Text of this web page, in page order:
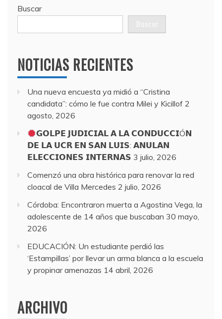
Buscar
Buscar
NOTICIAS RECIENTES
Una nueva encuesta ya midió a “Cristina
candidata”: cómo le fue contra Milei y Kicillof 2
agosto, 2026
𝗚𝗢𝗟𝗣𝗘 𝗝𝗨𝗗𝗜𝗖𝗜𝗔𝗟 𝗔 𝗟𝗔 𝗖𝗢𝗡𝗗𝗨𝗖𝗖𝗜Ó𝗡
𝗗𝗘 𝗟𝗔 𝗨𝗖𝗥 𝗘𝗡 𝗦𝗔𝗡 𝗟𝗨𝗜𝗦: 𝗔𝗡𝗨𝗟𝗔𝗡
𝗘𝗟𝗘𝗖𝗖𝗜𝗢𝗡𝗘𝗦 𝗜𝗡𝗧𝗘𝗥𝗡𝗔𝗦 3 julio, 2026
Comenzó una obra histórica para renovar la red
cloacal de Villa Mercedes 2 julio, 2026
Córdoba: Encontraron muerta a Agostina Vega, la
adolescente de 14 años que buscaban 30 mayo,
2026
EDUCACIÓN: Un estudiante perdió las
‘Estampillas’ por llevar un arma blanca a la escuela
y propinar amenazas 14 abril, 2026
ARCHIVO